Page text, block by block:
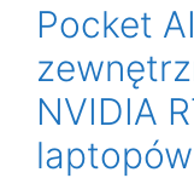
Pocket
NVIDIA
laptopów